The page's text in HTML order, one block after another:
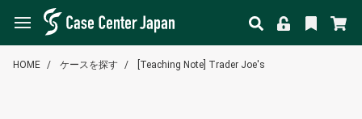
HOME ケースを探す [Teaching Note] Trader Joe's